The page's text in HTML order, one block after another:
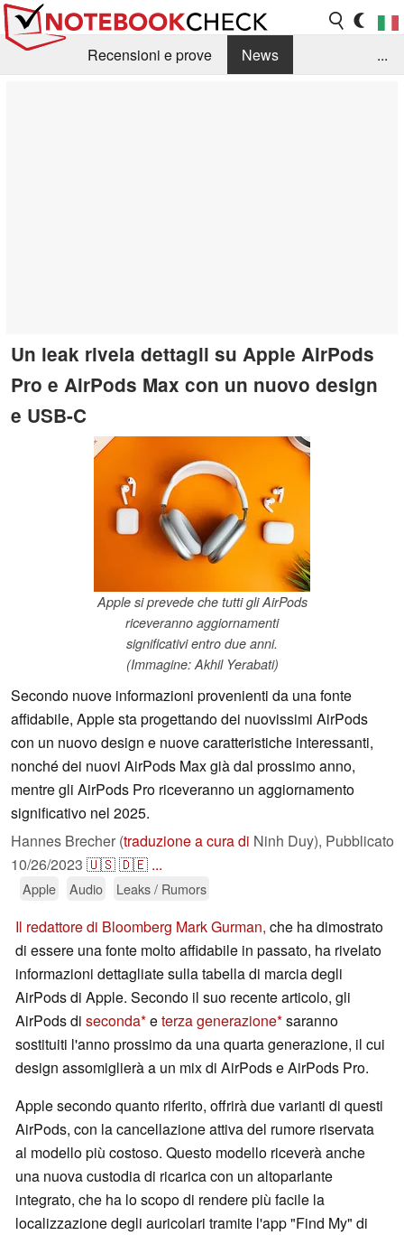
Recensioni e prove
News
...
Un leak rivela dettagli su Apple AirPods
Pro e AirPods Max con un nuovo design
e USB-C
Apple si prevede che tutti gli AirPods
riceveranno aggiornamenti
significativi entro due anni.
(Immagine: Akhil Yerabati)
Secondo nuove informazioni provenienti da una fonte
affidabile, Apple sta progettando dei nuovissimi AirPods
con un nuovo design e nuove caratteristiche interessanti,
nonché dei nuovi AirPods Max già dal prossimo anno,
mentre gli AirPods Pro riceveranno un aggiornamento
significativo nel 2025.
Hannes Brecher (traduzione a cura di Ninh Duy), Pubblicato
10/26/2023 🇺🇸🇩🇪 ...
Apple Audio Leaks / Rumors
Il redattore di Bloomberg Mark Gurman, che ha dimostrato
di essere una fonte molto affidabile in passato, ha rivelato
informazioni dettagliate sulla tabella di marcia degli
AirPods di Apple. Secondo il suo recente articolo, gli
AirPods di seconda eterza generazione saranno
sostituiti l'anno prossimo da una quarta generazione, il cui
design assomiglierà a un mix di AirPods e AirPods Pro.
Apple secondo quanto riferito, offrirà due varianti di questi
AirPods, con la cancellazione attiva del rumore riservata
al modello più costoso. Questo modello riceverà anche
una nuova custodia di ricarica con un altoparlante
integrato, che ha lo scopo di rendere più facile la
localizzazione degli auricolari tramite l'app "Find My" di